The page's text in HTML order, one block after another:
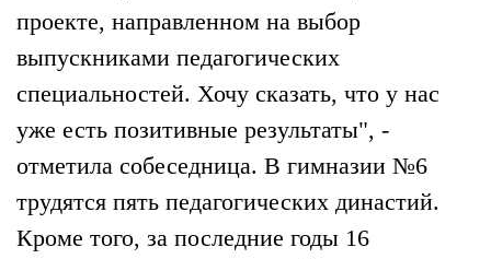
проекте, направленном на выбор
выпускниками педагогических
специальностей. Хочу сказать, что у нас
уже есть позитивные результаты", -
отметила собеседница. В гимназии №6
трудятся пять педагогических династий.
Кроме того, за последние годы 16